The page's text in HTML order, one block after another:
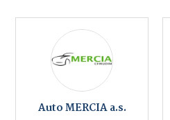
Auto MERCIA a.s.